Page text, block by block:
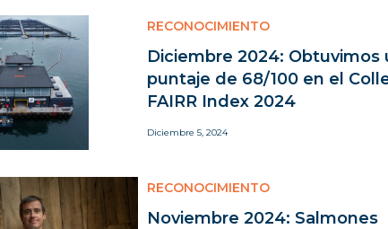
RECONOCIMIENTO
Diciembre 2024: Obtuvimos
puntaje de 68/100 en el
FAIRR Index 2024
Diciembre 5, 2024
RECONOCIMIENTO
Noviembre 2024: Salmones